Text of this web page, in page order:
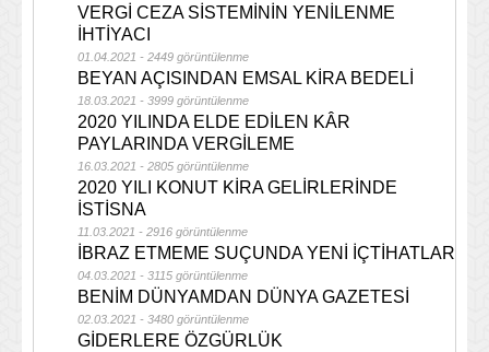
VERGİ CEZA SİSTEMİNİN YENİLENME
İHTİYACI
01.04.2021 - 2449 görüntülenme
BEYAN AÇISINDAN EMSAL KİRA BEDELİ
18.03.2021 - 3999 görüntülenme
2020 YILINDA ELDE EDİLEN KÂR
PAYLARINDA VERGİLEME
16.03.2021 - 2805 görüntülenme
2020 YILI KONUT KİRA GELİRLERİNDE
İSTİSNA
11.03.2021 - 2916 görüntülenme
İBRAZ ETMEME SUÇUNDA YENİ İÇTİHATLAR
04.03.2021 - 3115 görüntülenme
BENİM DÜNYAMDAN DÜNYA GAZETESİ
02.03.2021 - 3480 görüntülenme
GİDERLERE ÖZGÜRLÜK